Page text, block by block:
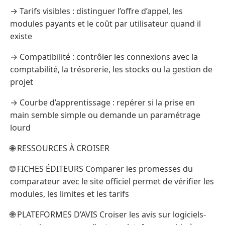
→ Tarifs visibles : distinguer l’offre d’appel, les
modules payants et le coût par utilisateur quand il
existe
→ Compatibilité : contrôler les connexions avec la
comptabilité, la trésorerie, les stocks ou la gestion de
projet
→ Courbe d’apprentissage : repérer si la prise en
main semble simple ou demande un paramétrage
lourd
🌐 RESSOURCES À CROISER
🌐 FICHES ÉDITEURS Comparer les promesses du
comparateur avec le site officiel permet de vérifier les
modules, les limites et les tarifs
🌐 PLATEFORMES D’AVIS Croiser les avis sur logiciels-